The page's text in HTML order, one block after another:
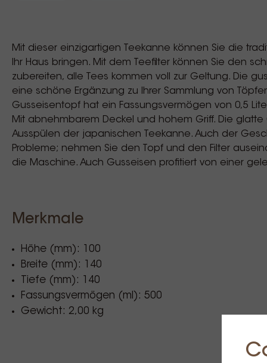
Mit dieser einzigartigen Teekanne können Sie die
Ihr Haus bringen. Mit dem Teefilter können Sie den
zubereiten, alle Tees kommen voll zur Geltung. Die
eine schöne Ergänzung zu Ihrer Sammlung von
Gusseisentopf hat ein Fassungsvermögen von 0,5
Mit abnehmbarem Deckel und hohem Griff. Die
Ausspülen der japanischen Teekanne. Auch der
Probleme; nehmen Sie den Topf und den Filter
die Maschine. Auch Gusseisen profitiert von einer
Merkmale
Höhe (mm): 100
Breite (mm): 140
Tiefe (mm): 140
Fassungsvermögen (ml): 500
Gewicht: 2,00 kg